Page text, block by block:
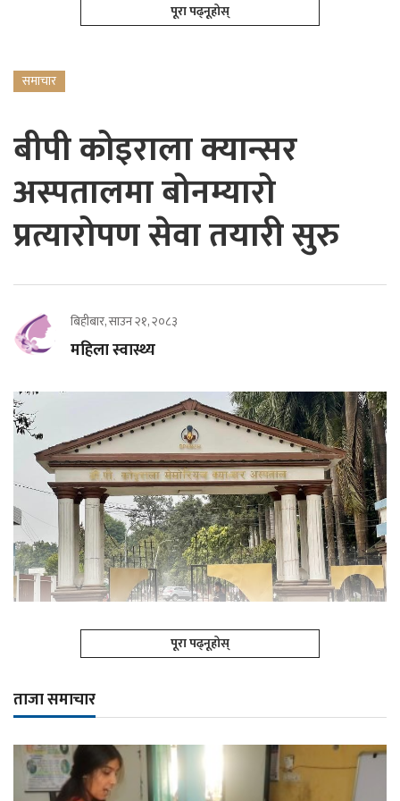
पूरा पढ्नूहोस्
समाचार
बीपी कोइराला क्यान्सर
अस्पतालमा बोनम्यारो
प्रत्यारोपण सेवा तयारी सुरु
बिहीबार, साउन २१, २०८३
महिला स्वास्थ्य
पूरा पढ्नूहोस्
ताजा समाचार